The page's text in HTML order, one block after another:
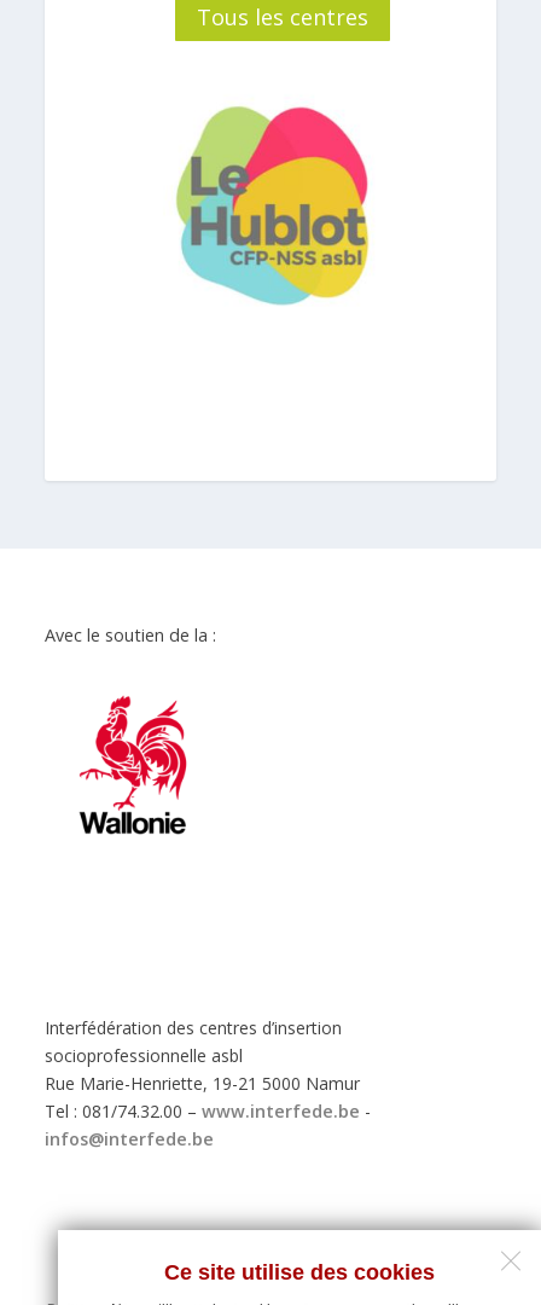
Ce site utilise des cookies
Tous les centres
Avec le soutien de la :
Interfédération des centres d’insertion
socioprofessionnelle asbl
Rue Marie-Henriette, 19-21 5000 Namur
Tel : 081/74.32.00 –www.interfede.be -
infos@interfede.be